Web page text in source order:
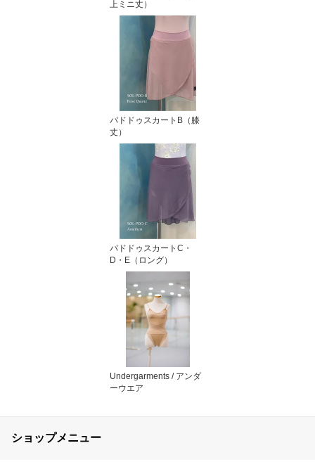
上ミニ丈）
パドドゥスカートB（膝
丈）
パドドゥスカートC・
D・E（ロング）
Undergarments / アンダ
ーウエア
ショップメニュー